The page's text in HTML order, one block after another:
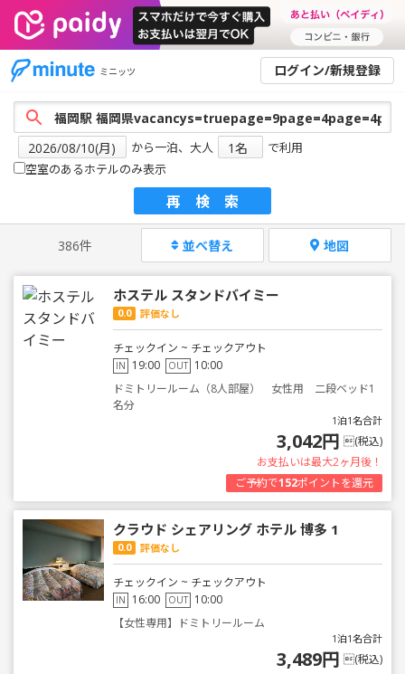
ミニッツ ログイン/新規登録
から一泊、大人
で利用
空室のあるホテルのみ表示
再検索
386件 並べ替え 地図
ホステル スタンドバイミー
0.0 評価なし
チェックイン ~ チェックアウト
IN 19:00 OUT 10:00
ドミトリールーム（8人部屋） 女性用 二段ベッド1
名分
1泊1名合計
3,042円 (税込)
お支払いは最大2ヶ月後！
ご予約で152ポイントを還元
クラウド シェアリング ホテル 博多 1
0.0 評価なし
チェックイン ~ チェックアウト
IN 16:00 OUT 10:00
【女性専用】ドミトリールーム
1泊1名合計
3,489円 (税込)